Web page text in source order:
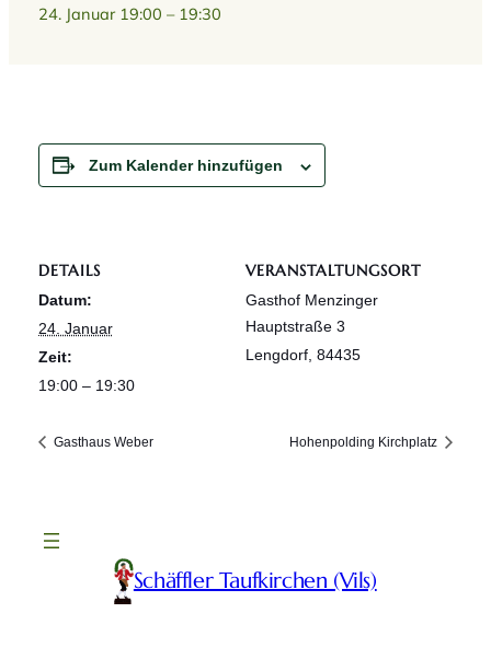
24. Januar 19:00 – 19:30
Zum Kalender hinzufügen
DETAILS
Datum:
24. Januar
Zeit:
19:00 – 19:30
VERANSTALTUNGSORT
Gasthof Menzinger
Hauptstraße 3
Lengdorf 84435
Gasthaus Weber Hohenpolding Kirchplatz
Schäffler Taufkirchen (Vils)